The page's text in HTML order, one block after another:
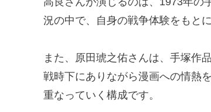
況の中で、自身の戦争体験をもと
また、原田琥之佑さんは、手塚作
戦時下にありながら漫画への情熱
重なっていく構成です。